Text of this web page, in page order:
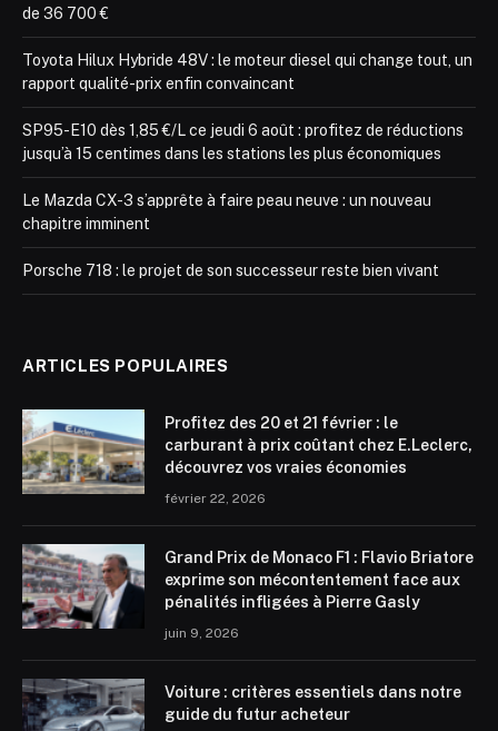
de 36 700 €
Toyota Hilux Hybride 48V : le moteur diesel qui change tout, un
rapport qualité-prix enfin convaincant
SP95-E10 dès 1,85 €/L ce jeudi 6 août : profitez de réductions
jusqu’à 15 centimes dans les stations les plus économiques
Le Mazda CX-3 s’apprête à faire peau neuve : un nouveau
chapitre imminent
Porsche 718 : le projet de son successeur reste bien vivant
ARTICLES POPULAIRES
Profitez des 20 et 21 février : le
carburant à prix coûtant chez E.Leclerc,
découvrez vos vraies économies
février 22, 2026
Grand Prix de Monaco F1 : Flavio Briatore
exprime son mécontentement face aux
pénalités infligées à Pierre Gasly
juin 9, 2026
Voiture : critères essentiels dans notre
guide du futur acheteur